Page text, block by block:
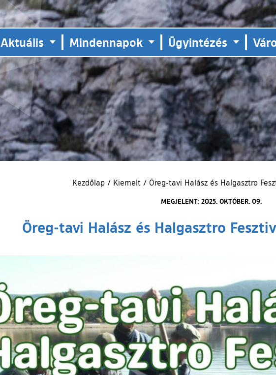
Aktuális Mindennapok Ügyintézés
Kezdőlap / Kiemelt / Öreg-tavi Halász és Halgasztro
MEGJELENT: 2025. OKTÓBER. 09.
Öreg-tavi Halász és Halgasztro